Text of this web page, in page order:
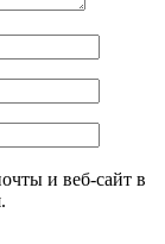
и веб-сайт в